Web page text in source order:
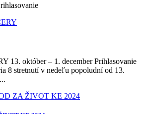
13. október – 1. december Prihlasovanie
8 stretnutí v nedeľu popoludní od 13.